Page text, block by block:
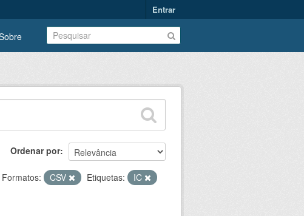
Entrar
Ordenar por
Formatos: CSV Etiquetas:
IC